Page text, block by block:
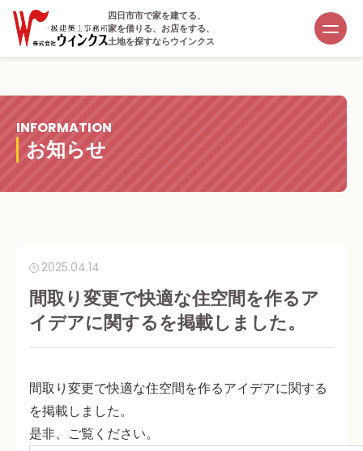
四日市市で家を建てる、
家を借りる、お店をする、
土地を探すならウインクス
お知らせ
INFORMATION
2025.04.14
間取り変更で快適な住空間を作るア
イデアに関するを掲載しました。
間取り変更で快適な住空間を作るアイデアに関する
を掲載しました。
是非、ご覧ください。